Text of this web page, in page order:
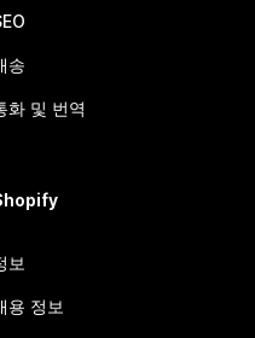
송
화 및 번역
보
용 정보